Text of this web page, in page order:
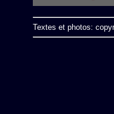
Textes et photos: